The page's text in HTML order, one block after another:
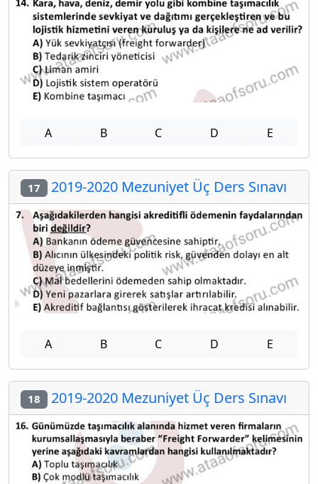
A B C D E
17 2019-2020 Mezuniyet Üç Ders Sınavı
A B C D E
18 2019-2020 Mezuniyet Üç Ders Sınavı